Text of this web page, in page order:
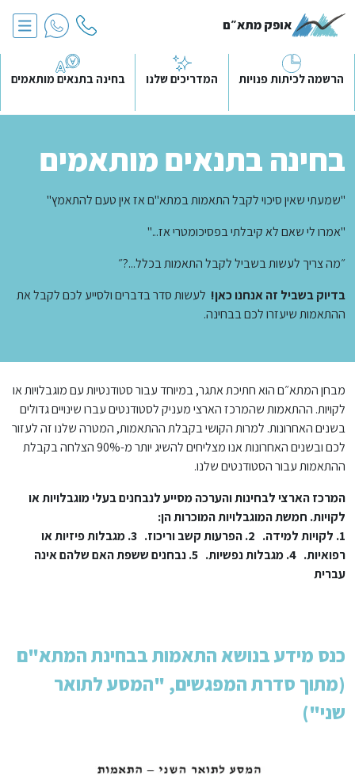
אופק מתא״ם
הרשמה לכיתות פנויות המדריכים שלנו בחינה בתנאים מותאמים
בחינה בתנאים מותאמים
"שמעתי שאין סיכוי לקבל התאמות במתא"ם אז אין טעם להתאמץ"
"אמרו לי שאם לא קיבלתי בפסיכומטרי אז..."
״מה צריך לעשות בשביל לקבל התאמות בכלל...?״
בדיוק בשביל זה אנחנו כאן! לעשות סדר בדברים ולסייע לכם לקבל את
ההתאמות שיעזרו לכם בבחינה.
מבחן המתא״ם הוא חתיכת אתגר, במיוחד עבור סטודנטיות עם מוגבלויות או
לקויות. ההתאמות שהמרכז הארצי מעניק לסטודנטים עברו שינויים גדולים
בשנים האחרונות. למרות הקושי בקבלת ההתאמות, המטרה שלנו זה לעזור
לכם ובשנים האחרונות אנו מצליחים להשיג יותר מ-90% הצלחה בקבלת
ההתאמות עבור הסטודנטים שלנו.
המרכז הארצי לבחינות והערכה מסייע לנבחנים בעלי מוגבלויות או
לקויות. חמשת המוגבלויות המוכרות הן:
1. לקויות למידה. 2. הפרעות קשב וריכוז. 3. מגבלות פיזיות או
רפואיות. 4. מגבלות נפשיות. 5. נבחנים ששפת האם שלהם אינה
עברית
כנס מידע בנושא התאמות בבחינת המתא"ם
(מתוך סדרת המפגשים, "המסע לתואר
שני")